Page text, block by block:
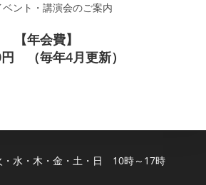
ント・講演会のご案内
【年会費】
（毎年4月更新）
・水・木・金・土・日 10時～17時